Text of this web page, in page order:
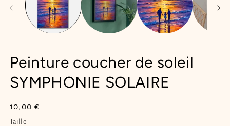
Peinture coucher de soleil
SYMPHONIE SOLAIRE
Prix
habituel
10,00 €
Taille